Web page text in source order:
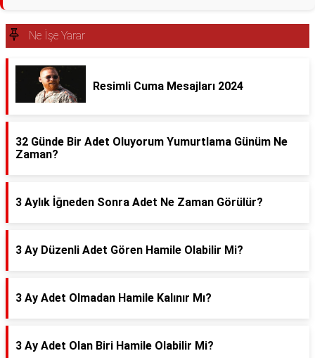
Ne İşe Yarar
Resimli Cuma Mesajları 2024
32 Günde Bir Adet Oluyorum Yumurtlama Günüm Ne
Zaman?
3 Aylık İğneden Sonra Adet Ne Zaman Görülür?
3 Ay Düzenli Adet Gören Hamile Olabilir Mi?
3 Ay Adet Olmadan Hamile Kalınır Mı?
3 Ay Adet Olan Biri Hamile Olabilir Mi?